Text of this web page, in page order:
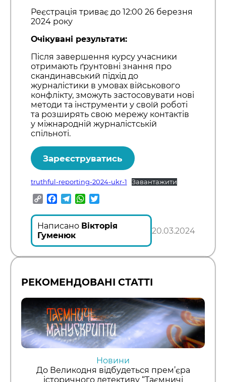
Реєстрація триває до 12:00 26 березня
2024 року
Очікувані результати:
Після завершення курсу учасники
отримають ґрунтовні знання про
скандинавський підхід до
журналістики в умовах військового
конфлікту, зможуть застосовувати нові
методи та інструменти у своїй роботі
та розширять свою мережу контактів
у міжнародній журналістській
спільноті.
Зареєструватись
truthful-reporting-2024-ukr-1 Завантажити
CopyFacebook
TelegramWhatsApp
Написано Вікторія
Гуменюк
20.03.2024
РЕКОМЕНДОВАНІ СТАТТІ
Новини
До Великодня відбудеться прем’єра
історичного детективу “Таємничі